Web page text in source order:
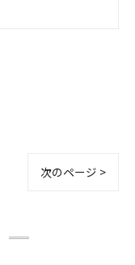
次のページ >